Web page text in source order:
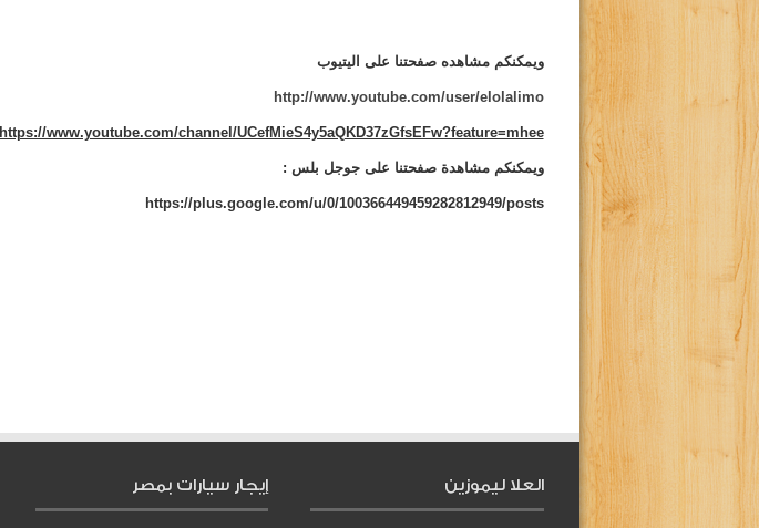
ويمكنكم مشاهده صفحتنا على اليتيوب
http://www.youtube.com/user/elolalimo
https://www.youtube.com/channel/UCefMieS4y5aQKD37zGfsEFw?feature=mhee
ويمكنكم مشاهدة صفحتنا على جوجل بلس :
https://plus.google.com/u/0/100366449459282812949/posts
العلا ليموزين إيجار سيارات بمصر